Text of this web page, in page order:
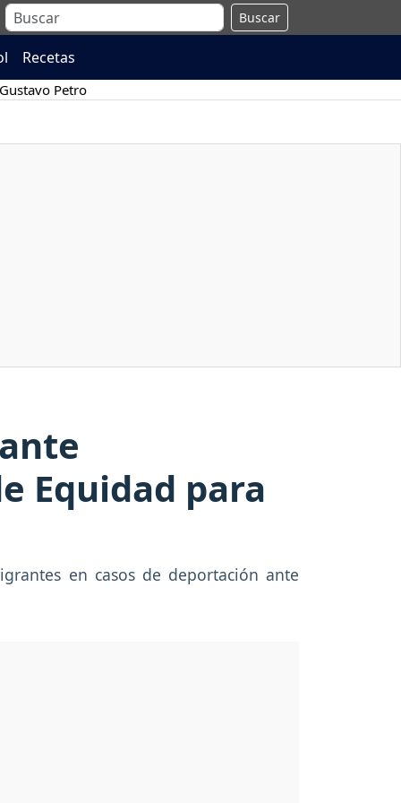
Buscar
Recetas
Gustavo Petro
Equidad para
en casos de deportación ante